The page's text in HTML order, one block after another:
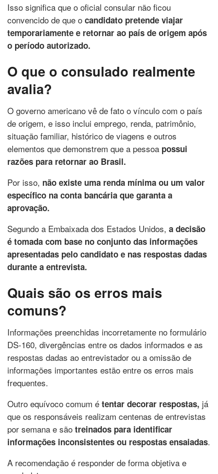
Isso significa que o oficial consular não ficou
convencido de que o candidato pretende viajar
temporariamente e retornar ao país de origem após
o período autorizado.
O que o consulado realmente
avalia?
O governo americano vê de fato o vínculo com o país
de origem, e isso inclui emprego, renda, patrimônio,
situação familiar, histórico de viagens e outros
elementos que demonstrem que a pessoa possui
razões para retornar ao Brasil.
Por isso, não existe uma renda mínima ou um valor
específico na conta bancária que garanta a
aprovação.
Segundo a Embaixada dos Estados Unidos, a decisão
é tomada com base no conjunto das informações
apresentadas pelo candidato e nas respostas dadas
durante a entrevista.
Quais são os erros mais
comuns?
Informações preenchidas incorretamente no formulário
DS-160, divergências entre os dados informados e as
respostas dadas ao entrevistador ou a omissão de
informações importantes estão entre os erros mais
frequentes.
Outro equívoco comum é tentar decorar respostas, já
que os responsáveis realizam centenas de entrevistas
por semana e são treinados para identificar
informações inconsistentes ou respostas ensaiadas.
A recomendação é responder de forma objetiva e